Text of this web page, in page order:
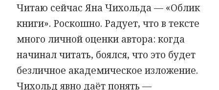
Читаю сейчас Яна Чихольда — «Облик
книги». Роскошно. Радует, что в тексте
много личной оценки автора: когда
начинал читать, боялся, что это будет
безличное академическое изложение.
Чихольд явно даёт понять —